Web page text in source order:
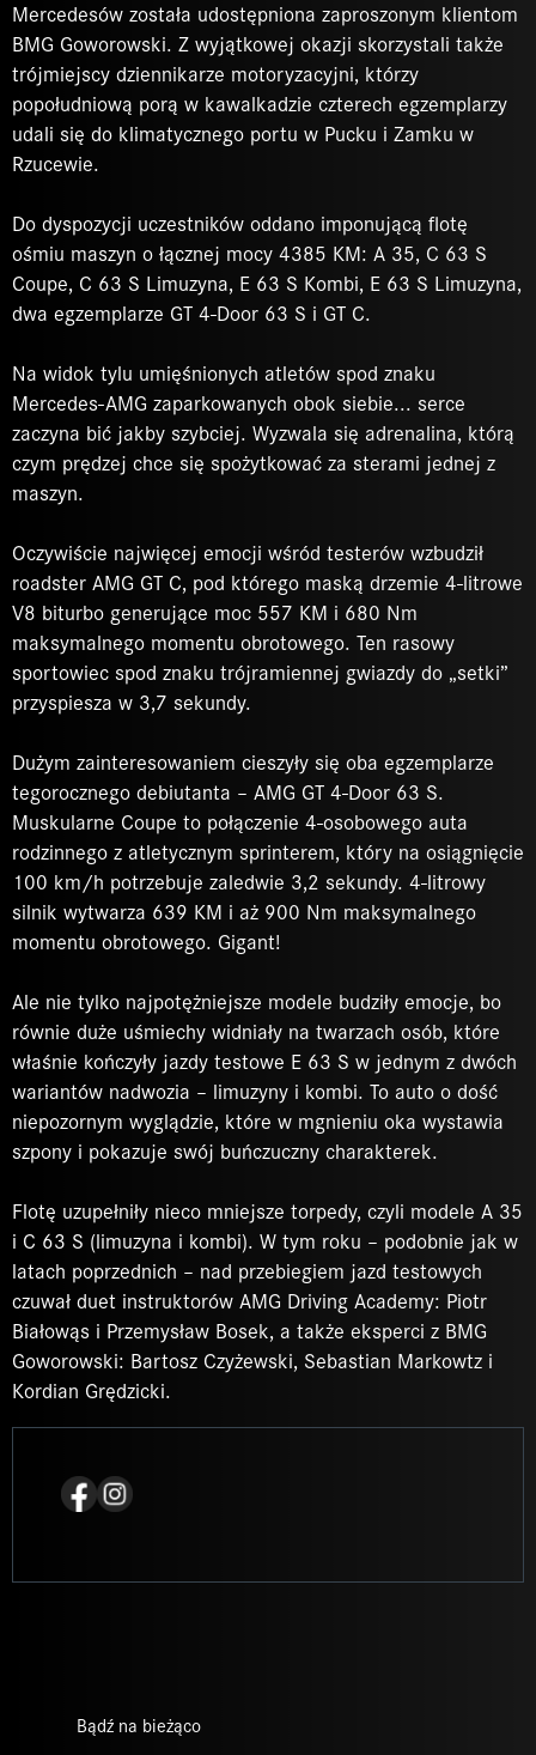
Mercedesów została udostępniona zaproszonym klientom
BMG Goworowski. Z wyjątkowej okazji skorzystali także
trójmiejscy dziennikarze motoryzacyjni, którzy
popołudniową porą w kawalkadzie czterech egzemplarzy
udali się do klimatycznego portu w Pucku i Zamku w
Rzucewie.
Do dyspozycji uczestników oddano imponującą flotę
ośmiu maszyn o łącznej mocy 4385 KM: A 35, C 63 S
Coupe, C 63 S Limuzyna, E 63 S Kombi, E 63 S Limuzyna,
dwa egzemplarze GT 4-Door 63 S i GT C.
Na widok tylu umięśnionych atletów spod znaku
Mercedes-AMG zaparkowanych obok siebie... serce
zaczyna bić jakby szybciej. Wyzwala się adrenalina, którą
czym prędzej chce się spożytkować za sterami jednej z
maszyn.
Oczywiście najwięcej emocji wśród testerów wzbudził
roadster AMG GT C, pod którego maską drzemie 4-litrowe
V8 biturbo generujące moc 557 KM i 680 Nm
maksymalnego momentu obrotowego. Ten rasowy
sportowiec spod znaku trójramiennej gwiazdy do „setki”
przyspiesza w 3,7 sekundy.
Dużym zainteresowaniem cieszyły się oba egzemplarze
tegorocznego debiutanta – AMG GT 4-Door 63 S.
Muskularne Coupe to połączenie 4-osobowego auta
rodzinnego z atletycznym sprinterem, który na osiągnięcie
100 km/h potrzebuje zaledwie 3,2 sekundy. 4-litrowy
silnik wytwarza 639 KM i aż 900 Nm maksymalnego
momentu obrotowego. Gigant!
Ale nie tylko najpotężniejsze modele budziły emocje, bo
równie duże uśmiechy widniały na twarzach osób, które
właśnie kończyły jazdy testowe E 63 S w jednym z dwóch
wariantów nadwozia – limuzyny i kombi. To auto o dość
niepozornym wyglądzie, które w mgnieniu oka wystawia
szpony i pokazuje swój buńczuczny charakterek.
Flotę uzupełniły nieco mniejsze torpedy, czyli modele A 35
i C 63 S (limuzyna i kombi). W tym roku – podobnie jak w
latach poprzednich – nad przebiegiem jazd testowych
czuwał duet instruktorów AMG Driving Academy: Piotr
Białowąs i Przemysław Bosek, a także eksperci z BMG
Goworowski: Bartosz Czyżewski, Sebastian Markowtz i
Kordian Grędzicki.
Bądź na bieżąco